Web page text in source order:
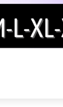
industrial,